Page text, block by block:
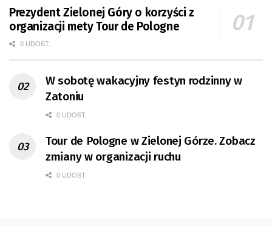
Prezydent Zielonej Góry o korzyści z
organizacji mety Tour de Pologne
0 UDOST.
W sobotę wakacyjny festyn rodzinny w
Zatoniu
0 UDOST.
Tour de Pologne w Zielonej Górze. Zobacz
zmiany w organizacji ruchu
0 UDOST.